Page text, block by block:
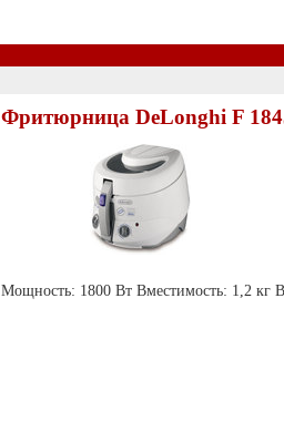
Фритюрница DeLonghi F
Мощность: 1800 Вт Вместимость: 1,2 кг